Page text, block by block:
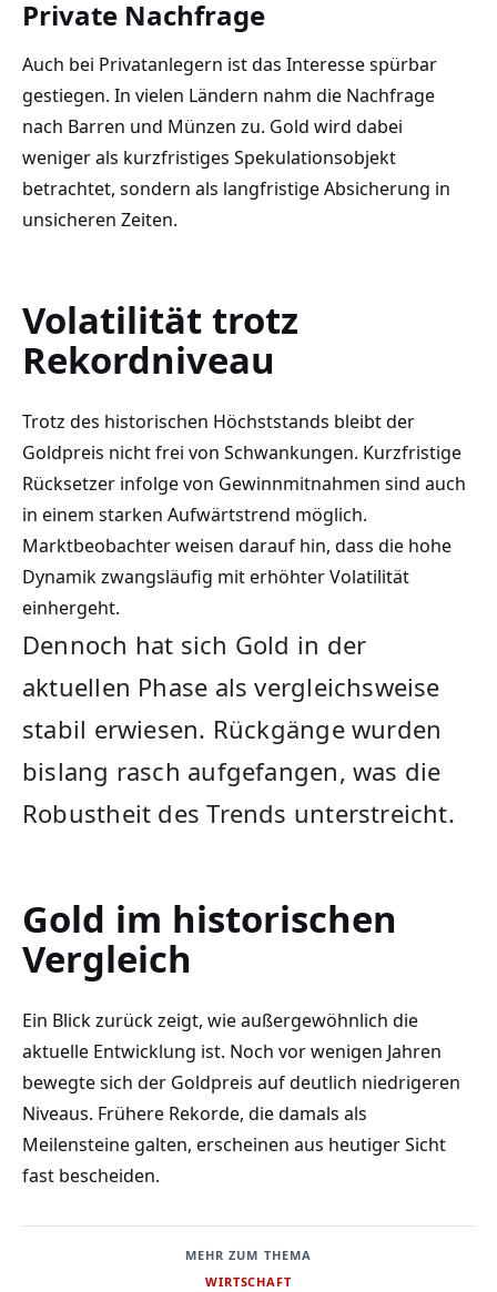
Private Nachfrage
Auch bei Privatanlegern ist das Interesse spürbar
gestiegen. In vielen Ländern nahm die Nachfrage
nach Barren und Münzen zu. Gold wird dabei
weniger als kurzfristiges Spekulationsobjekt
betrachtet, sondern als langfristige Absicherung in
unsicheren Zeiten.
Volatilität trotz
Rekordniveau
Trotz des historischen Höchststands bleibt der
Goldpreis nicht frei von Schwankungen. Kurzfristige
Rücksetzer infolge von Gewinnmitnahmen sind auch
in einem starken Aufwärtstrend möglich.
Marktbeobachter weisen darauf hin, dass die hohe
Dynamik zwangsläufig mit erhöhter Volatilität
einhergeht.
Dennoch hat sich Gold in der
aktuellen Phase als vergleichsweise
stabil erwiesen. Rückgänge wurden
bislang rasch aufgefangen, was die
Robustheit des Trends unterstreicht.
Gold im historischen
Vergleich
Ein Blick zurück zeigt, wie außergewöhnlich die
aktuelle Entwicklung ist. Noch vor wenigen Jahren
bewegte sich der Goldpreis auf deutlich niedrigeren
Niveaus. Frühere Rekorde, die damals als
Meilensteine galten, erscheinen aus heutiger Sicht
fast bescheiden.
MEHR ZUM THEMA
WIRTSCHAFT